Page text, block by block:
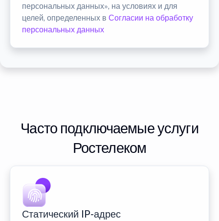
персональных данных», на условиях и для
целей, определенных в Согласии на обработку
персональных данных
Часто подключаемые услуги
Ростелеком
Статический IP-адрес